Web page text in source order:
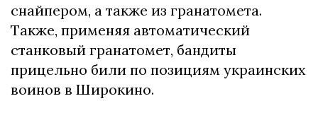
снайпером, а также из гранатомета.
Также, применяя автоматический
станковый гранатомет, бандиты
прицельно били по позициям украинских
воинов в Широкино.